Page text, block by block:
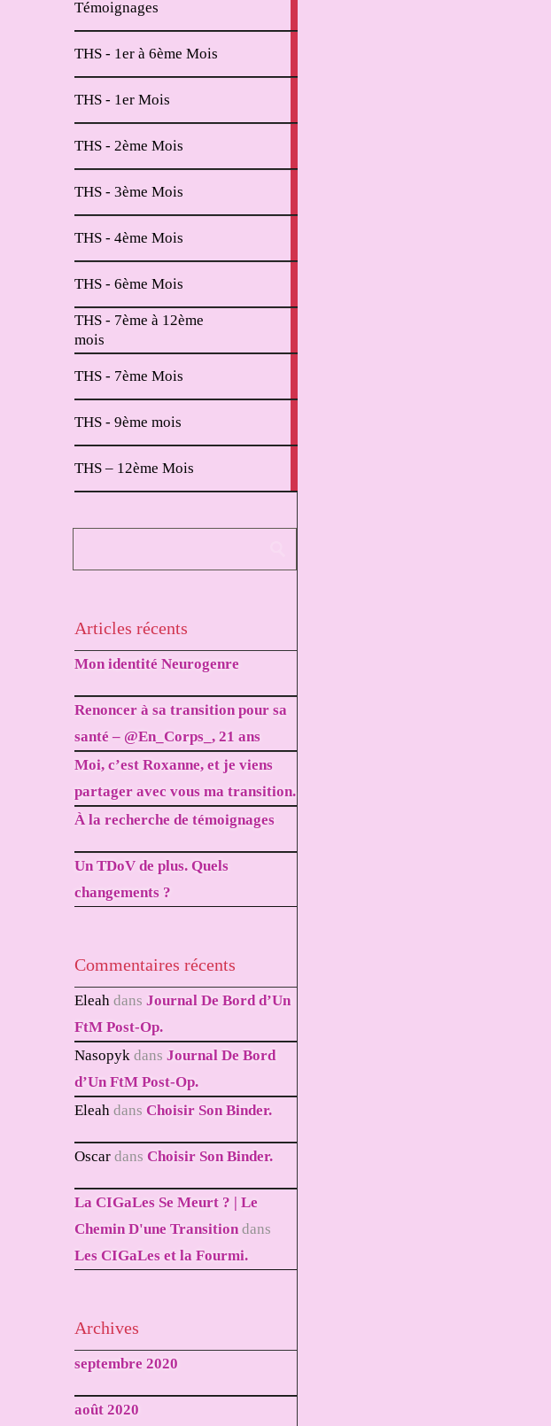
Témoignages
THS - 1er à 6ème Mois
THS - 1er Mois
THS - 2ème Mois
THS - 3ème Mois
THS - 4ème Mois
THS - 6ème Mois
THS - 7ème à 12ème
mois
THS - 7ème Mois
THS - 9ème mois
THS – 12ème Mois
Articles récents
Mon identité Neurogenre
Renoncer à sa transition pour sa
santé – @En_Corps_, 21 ans
Moi, c’est Roxanne, et je viens
partager avec vous ma transition.
À la recherche de témoignages
Un TDoV de plus. Quels
changements ?
Commentaires récents
Eleah dans Journal De Bord d’Un
FtM Post-Op.
Nasopyk dans Journal De Bord
d’Un FtM Post-Op.
Eleah dans Choisir Son Binder.
Oscardans Choisir Son Binder.
La CIGaLes Se Meurt ? | Le
Chemin D'une Transitiondans
Les CIGaLes et la Fourmi.
Archives
septembre 2020
août 2020